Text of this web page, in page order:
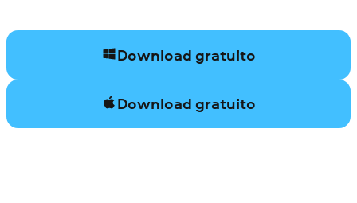
Download gratuito
Download gratuito